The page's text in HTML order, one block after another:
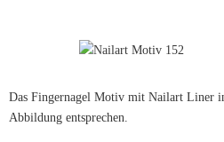
Das Fingernagel Motiv mit Nailart Liner
Abbildung entsprechen.